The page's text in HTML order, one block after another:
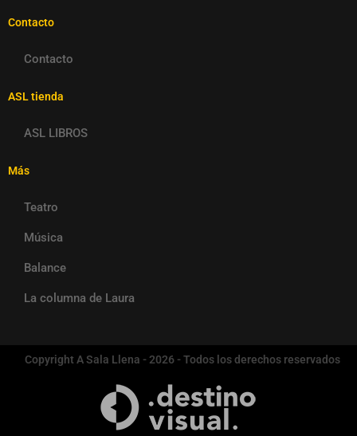
Contacto
Contacto
ASL tienda
ASL LIBROS
Más
Teatro
Música
Balance
La columna de Laura
Copyright A Sala Llena - 2026 - Todos los derechos reservados